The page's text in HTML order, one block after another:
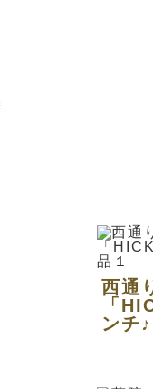
西通
「
ンチ♪